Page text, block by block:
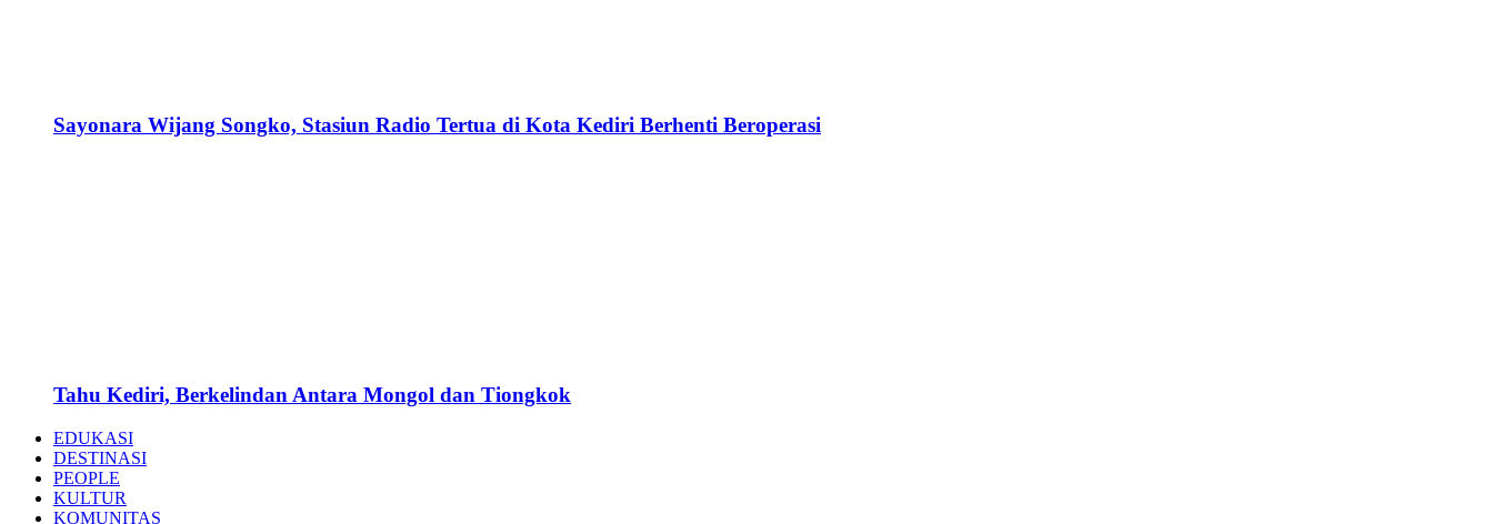
Sayonara Wijang Songko, Stasiun Radio Tertua di Kota Kediri Berhenti Beroperasi
Tahu Kediri, Berkelindan Antara Mongol dan Tiongkok
EDUKASI
DESTINASI
PEOPLE
KULTUR
KOMUNITAS